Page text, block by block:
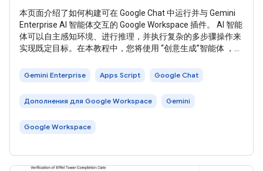
本页面介绍了如何构建可在 Google Chat 中运行并与 Gemini
Enterprise AI 智能体交互的 Google Workspace 插件。 AI 智能
体可以自主感知环境、进行推理，并执行复杂的多步骤操作来
实现既定目标。在本教程中，您将使用 “创意生成”智能体 ，该
问题。 下图展示了架构和消息传递模式： 在上图中，与使用
Gemini Enterprise Apps Script Google Chat
Дополнения для Google Workspace Gemini
Google Workspace